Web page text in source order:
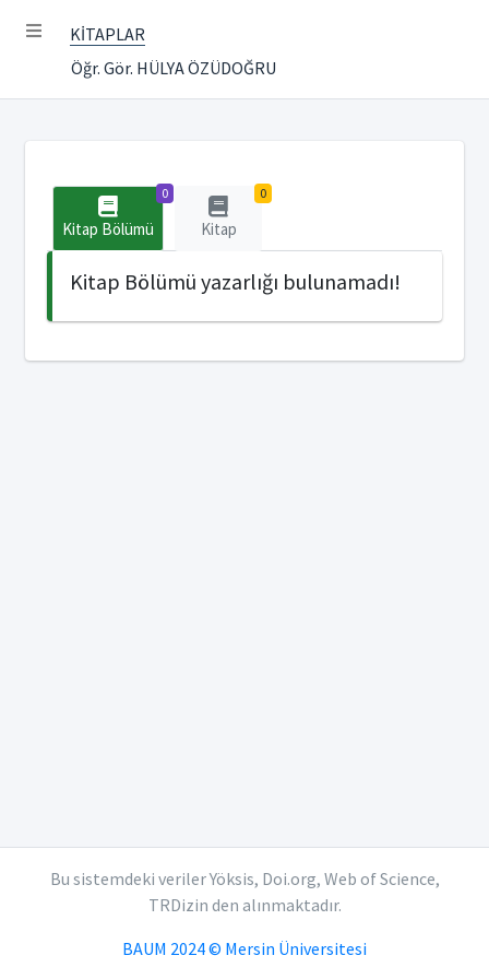
KİTAPLAR
Öğr. Gör. HÜLYA ÖZÜDOĞRU
0
Kitap Bölümü
0
Kitap
Kitap Bölümü yazarlığı bulunamadı!
Bu sistemdeki veriler Yöksis, Doi.org, Web of Science,
TRDizin den alınmaktadır.
BAUM 2024 © Mersin Üniversitesi